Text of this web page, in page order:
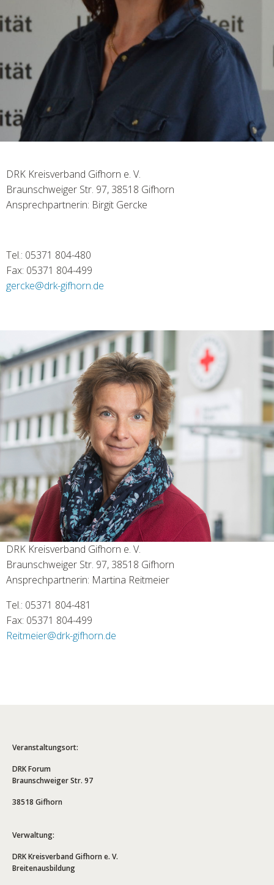
DRK Kreisverband Gifhorn e. V.
Braunschweiger Str. 97, 38518 Gifhorn
Ansprechpartnerin: Birgit Gercke
Tel.: 05371 804-480
Fax: 05371 804-499
gercke@drk-gifhorn.de
DRK Kreisverband Gifhorn e. V.
Braunschweiger Str. 97, 38518 Gifhorn
Ansprechpartnerin: Martina Reitmeier
Tel.: 05371 804-481
Fax: 05371 804-499
Reitmeier@drk-gifhorn.de
Veranstaltungsort:
DRK Forum
Braunschweiger Str. 97
38518 Gifhorn
Verwaltung:
DRK Kreisverband Gifhorn e. V.
Breitenausbildung